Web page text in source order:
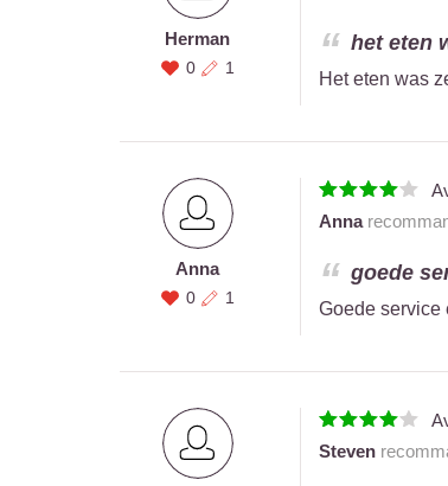
Herman
0 1
het eten
Het eten was
Anna
0 1
Anna
goede
Goede service
Steven